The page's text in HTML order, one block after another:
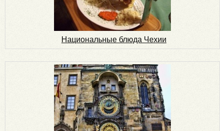
Национальные блюда Чехии